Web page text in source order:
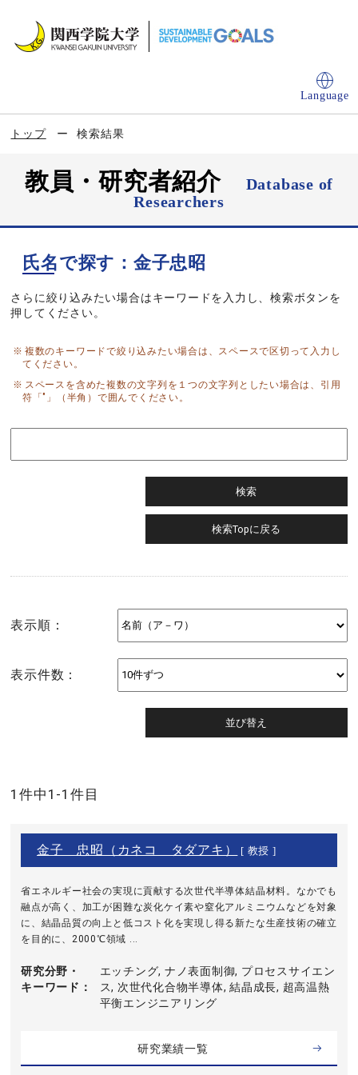
Language
トップ 検索結果
教員・研究者紹介
Database of
Researchers
氏名で探す：金子忠昭
さらに絞り込みたい場合はキーワードを入力し、検索ボタンを
押してください。
複数のキーワードで絞り込みたい場合は、スペースで区切って入力し
てください。
スペースを含めた複数の文字列を１つの文字列としたい場合は、引用
符「"」（半角）で囲んでください。
表示順：
表示件数：
1件中1-1件目
金子 忠昭（カネコ タダアキ） [ 教授 ]
省エネルギー社会の実現に貢献する次世代半導体結晶材料。なかでも
融点が高く、加工が困難な炭化ケイ素や窒化アルミニウムなどを対象
に、結晶品質の向上と低コスト化を実現し得る新たな生産技術の確立
を目的に、2000℃領域 ...
研究分野・
キーワード
エッチング, ナノ表面制御, プロセスサイエン
ス, 次世代化合物半導体, 結晶成長, 超高温熱
平衡エンジニアリング
研究業績一覧